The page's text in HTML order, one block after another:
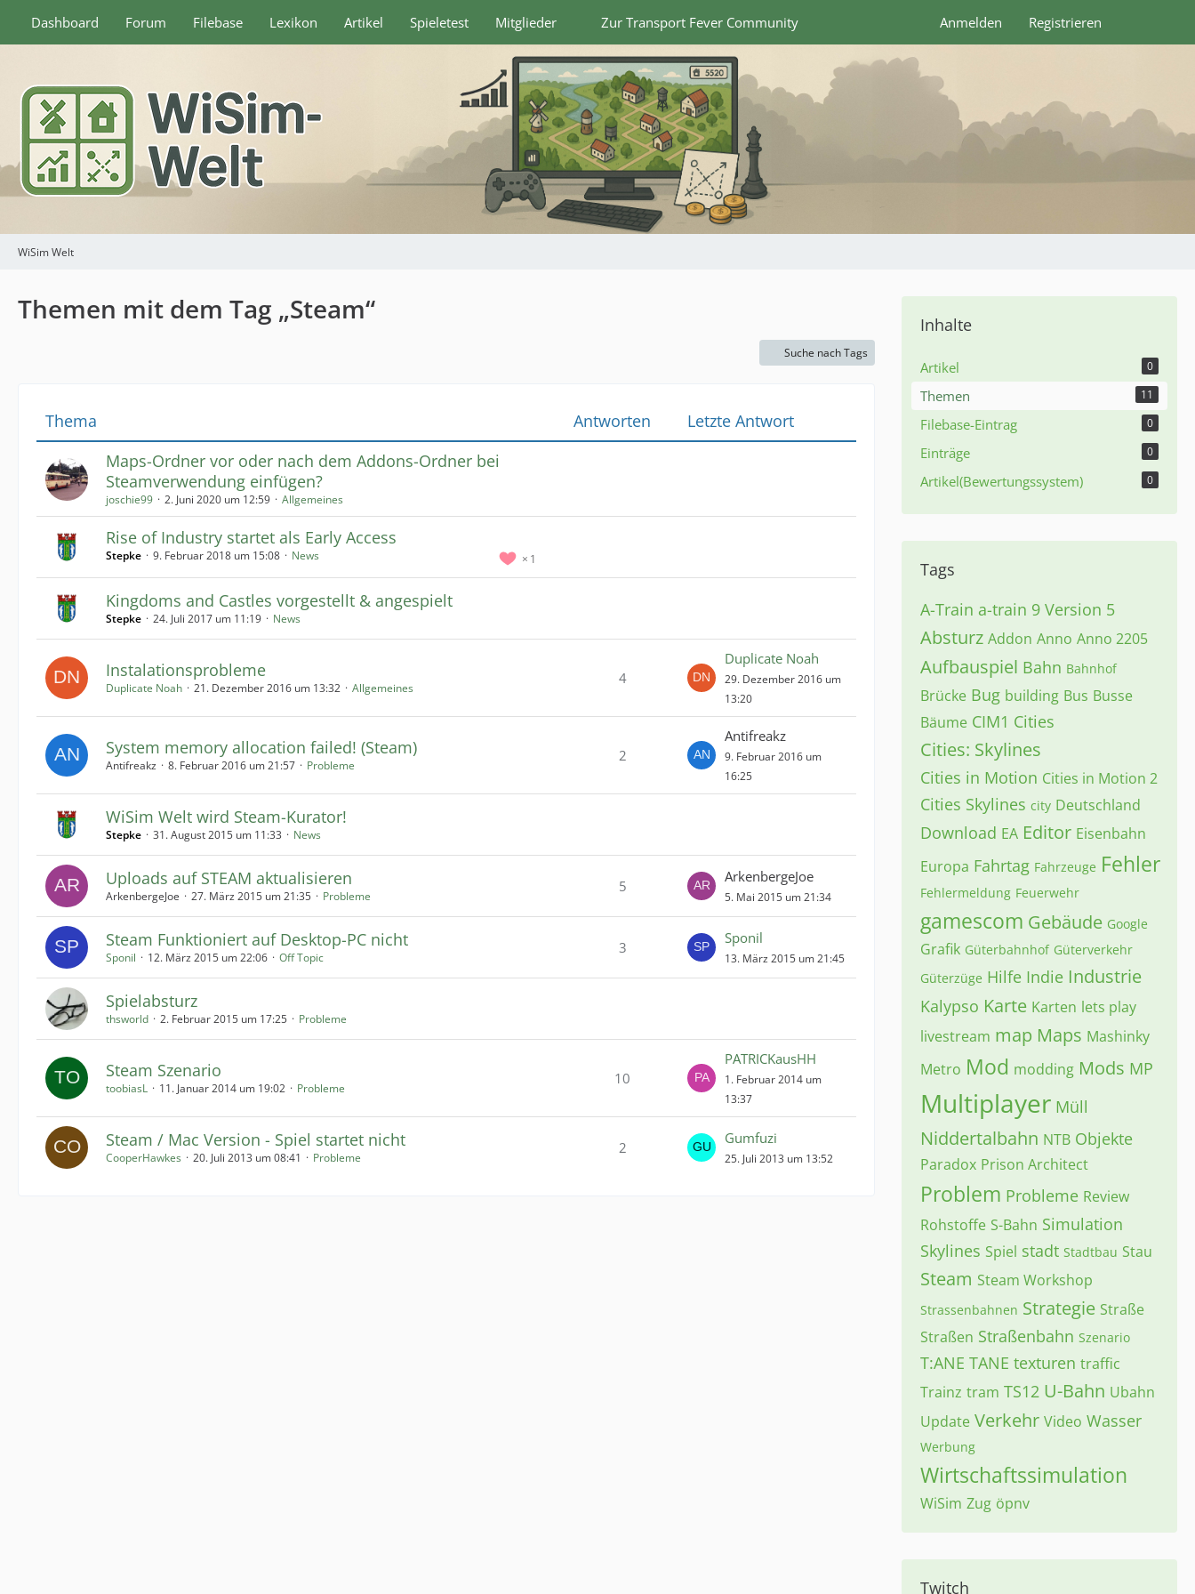
Dashboard Forum Filebase Lexikon Artikel Spieletest Mitglieder Zur Transport Fever Community Anmelden Registrieren
WiSim Welt
Themen mit dem Tag „Steam“
Suche nach Tags
Thema Antworten
Letzte Antwort
Maps-Ordner vor oder nach dem Addons-Ordner bei
Steamverwendung einfügen?
joschie99 2. Juni 2020 um 12:59 Allgemeines
Rise of Industry startet als Early Access
1
Stepke 9. Februar 2018 um 15:08 News
Kingdoms and Castles vorgestellt & angespielt
Stepke 24. Juli 2017 um 11:19 News
Instalationsprobleme
Duplicate Noah 21. Dezember 2016 um 13:32 Allgemeines
4
Duplicate Noah
29. Dezember 2016 um
13:20
System memory allocation failed! (Steam)
Antifreakz 8. Februar 2016 um 21:57 Probleme
2
Antifreakz
9. Februar 2016 um
16:25
WiSim Welt wird Steam-Kurator!
Stepke 31. August 2015 um 11:33 News
Uploads auf STEAM aktualisieren
ArkenbergeJoe 27. März 2015 um 21:35 Probleme
5
ArkenbergeJoe
5. Mai 2015 um 21:34
Steam Funktioniert auf Desktop-PC nicht
Sponil 12. März 2015 um 22:06 Off Topic
3
Sponil
13. März 2015 um 21:45
Spielabsturz
thsworld 2. Februar 2015 um 17:25 Probleme
Steam Szenario
toobiasL 11. Januar 2014 um 19:02 Probleme
10
PATRICKausHH
1. Februar 2014 um
13:37
Steam / Mac Version - Spiel startet nicht
CooperHawkes 20. Juli 2013 um 08:41 Probleme
2
Gumfuzi
25. Juli 2013 um 13:52
Inhalte
Artikel 0
Themen 11
Filebase-Eintrag 0
Einträge 0
Artikel(Bewertungssystem) 0
Tags
A-Train a-train 9 Version 5
Absturz Addon Anno Anno 2205
Aufbauspiel Bahn Bahnhof
Brücke Bug building Bus Busse
Bäume CIM1 Cities
Cities: Skylines
Cities in Motion Cities in Motion 2
Cities Skylines city Deutschland
Download EA Editor Eisenbahn
Europa Fahrtag Fahrzeuge Fehler
Fehlermeldung Feuerwehr
gamescom Gebäude Google
Grafik Güterbahnhof Güterverkehr
Güterzüge Hilfe Indie Industrie
Kalypso Karte Karten lets play
livestream map Maps Mashinky
Metro Mod modding Mods MP
Multiplayer Müll
Niddertalbahn NTB Objekte
Paradox Prison Architect
Problem Probleme Review
Rohstoffe S-Bahn Simulation
Skylines Spiel stadt Stadtbau Stau
Steam Steam Workshop
Strassenbahnen Strategie Straße
Straßen Straßenbahn Szenario
T:ANE TANE texturen traffic
Trainz tram TS12 U-Bahn Ubahn
Update Verkehr Video Wasser
Werbung
Wirtschaftssimulation
WiSim Zug öpnv
Twitch